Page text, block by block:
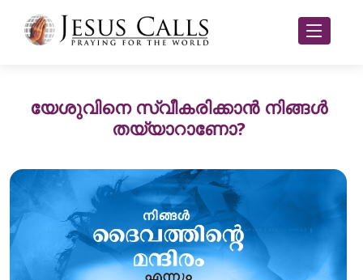
യേശുവിനെ സ്വീകരിക്കാൻ നിങ്ങൾ
തയ്യാറാണോ?